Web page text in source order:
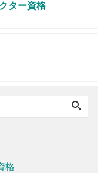
ター資格
格